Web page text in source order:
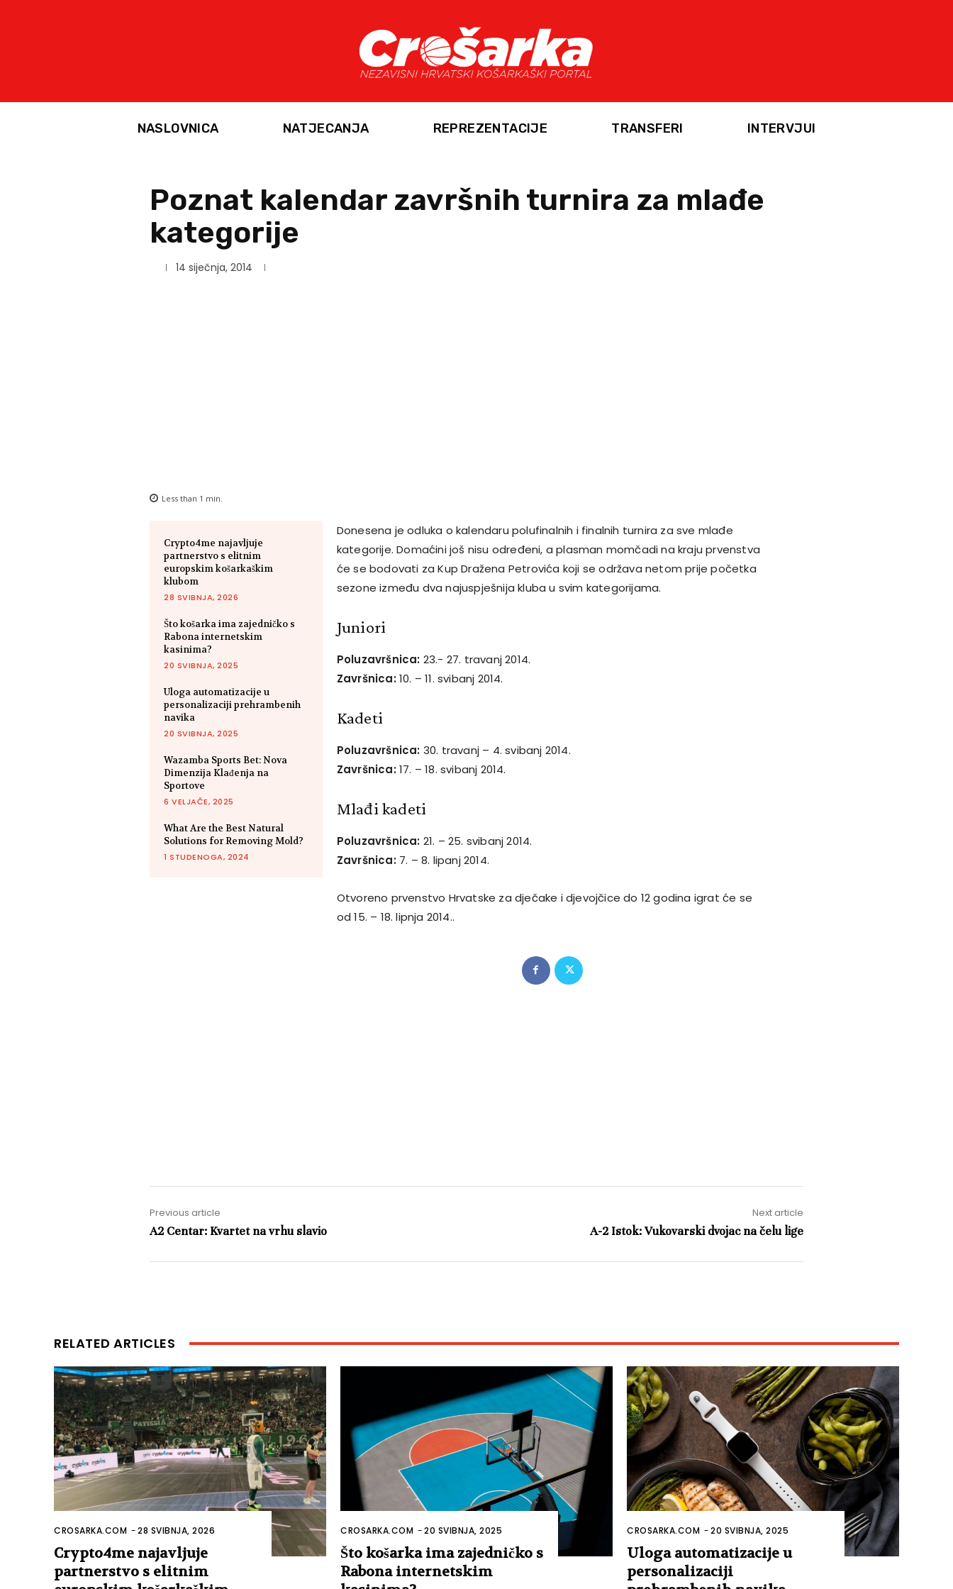
NASLOVNICA NATJECANJA REPREZENTACIJE TRANSFERI INTERVJUI
Poznat kalendar završnih turnira za mlađe
kategorije
14 siječnja, 2014
Less than 1 min.
Crypto4me najavljuje
partnerstvo s elitnim
europskim košarkaškim
klubom
28 SVIBNJA, 2026
Što košarka ima zajedničko s
Rabona internetskim
kasinima?
20 SVIBNJA, 2025
Uloga automatizacije u
personalizaciji prehrambenih
navika
20 SVIBNJA, 2025
Wazamba Sports Bet: Nova
Dimenzija Klađenja na
Sportove
6 VELJAČE, 2025
What Are the Best Natural
Solutions for Removing Mold?
1 STUDENOGA, 2024
Donesena je odluka o kalendaru polufinalnih i finalnih turnira za sve mlađe
kategorije. Domaćini još nisu određeni, a plasman momčadi na kraju prvenstva
će se bodovati za Kup Dražena Petrovića koji se održava netom prije početka
sezone između dva najuspješnija kluba u svim kategorijama.
Juniori
Poluzavršnica: 23.- 27. travanj 2014.
Završnica:10. – 11. svibanj 2014.
Kadeti
Poluzavršnica: 30. travanj – 4. svibanj 2014.
Završnica:17. – 18. svibanj 2014.
Mlađi kadeti
Poluzavršnica: 21. – 25. svibanj 2014.
Završnica:7. – 8. lipanj 2014.
Otvoreno prvenstvo Hrvatske za dječake i djevojčice do 12 godina igrat će se
od 15. – 18. lipnja 2014..
Previous article
A2 Centar: Kvartet na vrhu slavio
Next article
A-2 Istok: Vukovarski dvojac na čelu lige
RELATED ARTICLES
CROSARKA.COM -28 SVIBNJA, 2026
Crypto4me najavljuje
partnerstvo s elitnim
CROSARKA.COM -20 SVIBNJA, 2025
Što košarka ima zajedničko s
Rabona internetskim
CROSARKA.COM -20 SVIBNJA, 2025
Uloga automatizacije u
personalizaciji